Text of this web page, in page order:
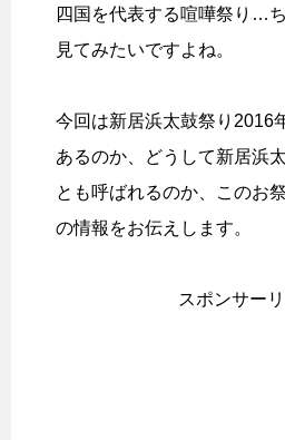
四国を代表する喧嘩祭り…
見てみたいですよね。
今回は新居浜太鼓祭り2016
あるのか、どうして新居浜
とも呼ばれるのか、このお
の情報をお伝えします。
スポンサー